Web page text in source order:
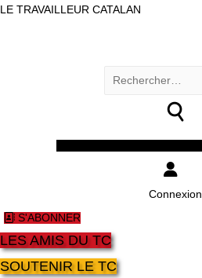
LE TRAVAILLEUR CATALAN
Rechercher :
Connexion
S'ABONNER
LES AMIS DU TC
SOUTENIR LE TC